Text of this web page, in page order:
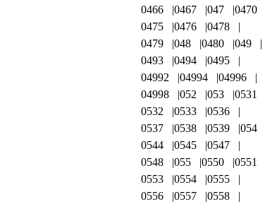
0466
0467 047
0470
0475
0476
0478
0479
048 0480
049
0493
0494
0495
04992
04994
04996
04998
052 053
0531
0532
0533
0536
0537
0538 0539
054
0544
0545
0547
0548
055 0550
0551
0553
0554
0555
0556
0557
0558